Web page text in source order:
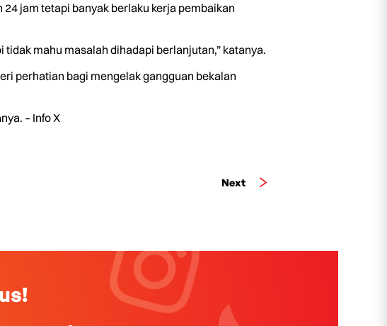
jam tetapi banyak berlaku kerja pembaikan
mahu masalah dihadapi berlanjutan,” katanya.
perhatian bagi mengelak gangguan bekalan
– Info X
Next